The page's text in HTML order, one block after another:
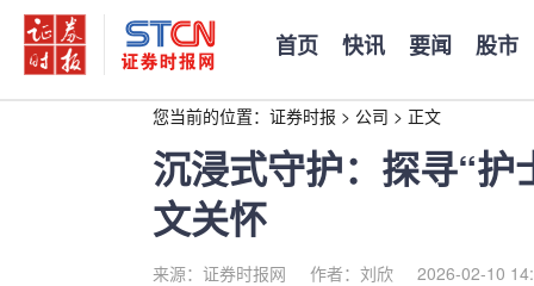
首页 快讯 要闻 股市
您当前的位置： 证券时报 > 公司 > 正文
沉浸式守护：探寻“
文关怀
来源：证券时报网 作者：刘欣 2026-02-10